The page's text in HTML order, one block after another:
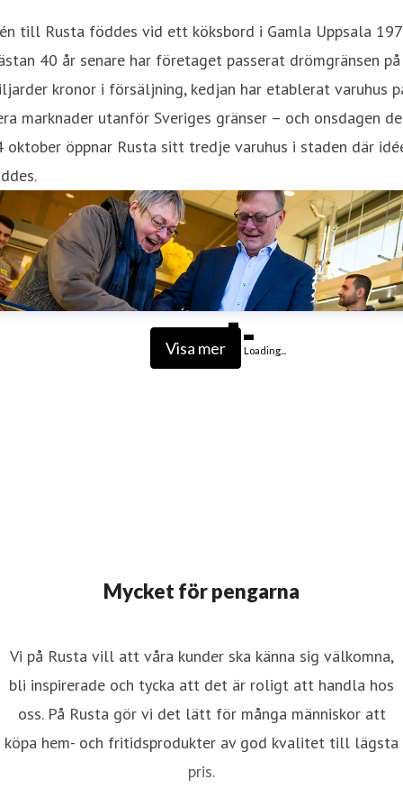
till Rusta föddes vid ett köksbord i Gamla Uppsala
40 år senare har företaget passerat drömgränsen
kronor i försäljning, kedjan har etablerat varuhus
marknader utanför Sveriges gränser – och onsdagen
oktober öppnar Rusta sitt tredje varuhus i staden där
Visa mer Loading...
Mycket för pengarna
Vi på Rusta vill att våra kunder ska känna sig välkomna,
bli inspirerade och tycka att det är roligt att handla hos
oss. På Rusta gör vi det lätt för många människor att
köpa hem- och fritidsprodukter av god kvalitet till lägsta
pris.